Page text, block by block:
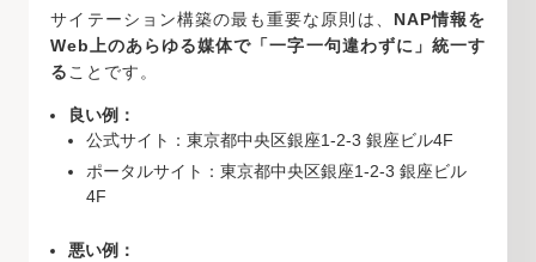
サイテーション構築の最も重要な原則は、 NAP情報を
Web上のあらゆる媒体で「一字一句違わずに」統一す
ることです。
良い例：
公式サイト：東京都中央区銀座1-2-3 銀座ビル4F
ポータルサイト：東京都中央区銀座1-2-3 銀座ビル
4F
悪い例：